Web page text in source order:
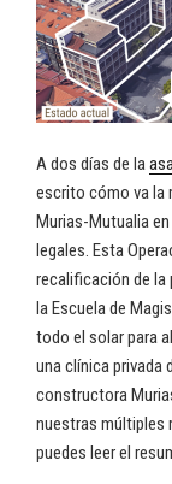
A dos días de la
escrito cómo va la
Murias-Mutualia
legales. Esta
recalificación de la
la Escuela de
todo el solar para
una clínica privada
constructora
nuestras múltiples
puedes leer el